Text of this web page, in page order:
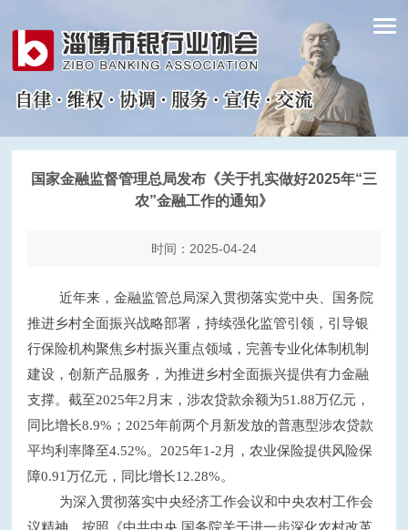
国家金融监督管理总局发布《关于扎实做好2025年“三
农”金融工作的通知》
时间：2025-04-24
近年来，金融监管总局深入贯彻落实党中央、国务院
推进乡村全面振兴战略部署，持续强化监管引领，引导银
行保险机构聚焦乡村振兴重点领域，完善专业化体制机制
建设，创新产品服务，为推进乡村全面振兴提供有力金融
支撑。截至2025年2月末，涉农贷款余额为51.88万亿元，
同比增长8.9%；2025年前两个月新发放的普惠型涉农贷款
平均利率降至4.52%。2025年1-2月，农业保险提供风险保
障0.91万亿元，同比增长12.28%。
为深入贯彻落实中央经济工作会议和中央农村工作会